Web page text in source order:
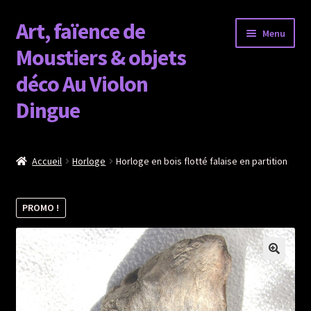
Aller
à
la
navigation
Aller
au
contenu
Art, faïence de
Moustiers & objets
déco Au Violon
Dingue
Menu
Horloge
Figurine
Vaisselle
Accueil Horloge Horloge en bois flotté falaise en partition
PROMO !